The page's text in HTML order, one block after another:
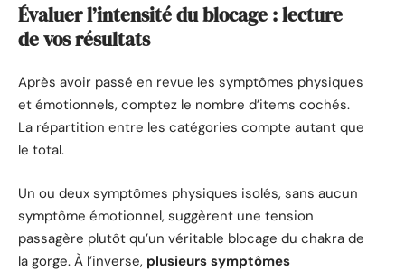
Évaluer l’intensité du blocage : lecture
de vos résultats
Après avoir passé en revue les symptômes physiques
et émotionnels, comptez le nombre d’items cochés.
La répartition entre les catégories compte autant que
le total.
Un ou deux symptômes physiques isolés, sans aucun
symptôme émotionnel, suggèrent une tension
passagère plutôt qu’un véritable blocage du chakra de
la gorge. À l’inverse, plusieurs symptômes